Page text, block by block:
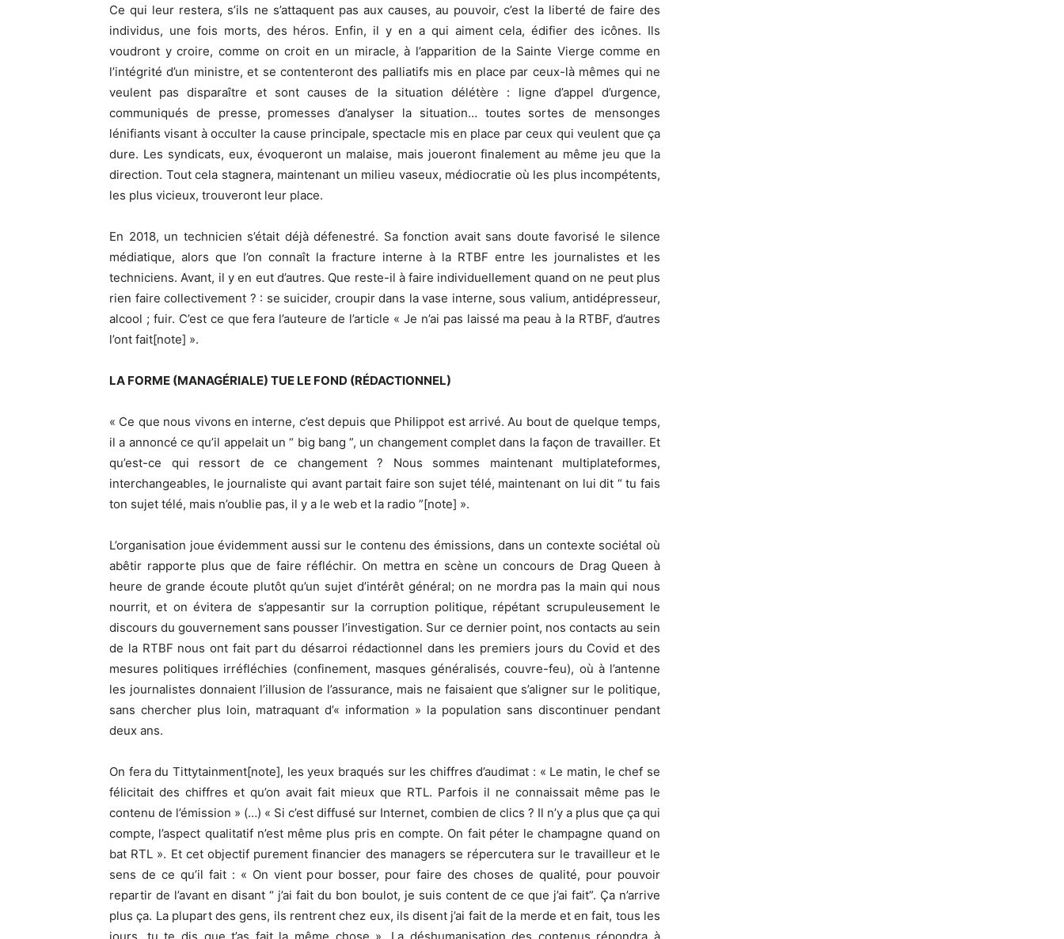
Ce qui leur restera, s’ils ne s’attaquent pas aux causes, au pouvoir, c’est la liberté de faire des
individus, une fois morts, des héros. Enfin, il y en a qui aiment cela, édifier des icônes. Ils
voudront y croire, comme on croit en un miracle, à l’apparition de la Sainte Vierge comme en
l’intégrité d’un ministre, et se contenteront des palliatifs mis en place par ceux-là mêmes qui ne
veulent pas disparaître et sont causes de la situation délétère : ligne d’appel d’urgence,
communiqués de presse, promesses d’analyser la situation… toutes sortes de mensonges
lénifiants visant à occulter la cause principale, spectacle mis en place par ceux qui veulent que ça
dure. Les syndicats, eux, évoqueront un malaise, mais joueront finalement au même jeu que la
direction. Tout cela stagnera, maintenant un milieu vaseux, médiocratie où les plus incompétents,
les plus vicieux, trouveront leur place.
En 2018, un technicien s’était déjà défenestré. Sa fonction avait sans doute favorisé le silence
médiatique, alors que l’on connaît la fracture interne à la RTBF entre les journalistes et les
techniciens. Avant, il y en eut d’autres. Que reste-il à faire individuellement quand on ne peut plus
rien faire collectivement ? : se suicider, croupir dans la vase interne, sous valium, antidépresseur,
alcool ; fuir. C’est ce que fera l’auteure de l’article « Je n’ai pas laissé ma peau à la RTBF, d’autres
l’ont fait[note] ».
LA FORME (MANAGÉRIALE) TUE LE FOND (RÉDACTIONNEL)
« Ce que nous vivons en interne, c’est depuis que Philippot est arrivé. Au bout de quelque temps,
il a annoncé ce qu’il appelait un “ big bang ”, un changement complet dans la façon de travailler. Et
qu’est-ce qui ressort de ce changement ? Nous sommes maintenant multiplateformes,
interchangeables, le journaliste qui avant partait faire son sujet télé, maintenant on lui dit “ tu fais
ton sujet télé, mais n’oublie pas, il y a le web et la radio ”[note] ».
L’organisation joue évidemment aussi sur le contenu des émissions, dans un contexte sociétal où
abêtir rapporte plus que de faire réfléchir. On mettra en scène un concours de Drag Queen à
heure de grande écoute plutôt qu’un sujet d’intérêt général; on ne mordra pas la main qui nous
nourrit, et on évitera de s’appesantir sur la corruption politique, répétant scrupuleusement le
discours du gouvernement sans pousser l’investigation. Sur ce dernier point, nos contacts au sein
de la RTBF nous ont fait part du désarroi rédactionnel dans les premiers jours du Covid et des
mesures politiques irréfléchies (confinement, masques généralisés, couvre-feu), où à l’antenne
les journalistes donnaient l’illusion de l’assurance, mais ne faisaient que s’aligner sur le politique,
sans chercher plus loin, matraquant d’« information » la population sans discontinuer pendant
deux ans.
On fera du Tittytainment[note], les yeux braqués sur les chiffres d’audimat : « Le matin, le chef se
félicitait des chiffres et qu’on avait fait mieux que RTL. Parfois il ne connaissait même pas le
contenu de l’émission » (…) « Si c’est diffusé sur Internet, combien de clics ? Il n’y a plus que ça qui
compte, l’aspect qualitatif n’est même plus pris en compte. On fait péter le champagne quand on
bat RTL ». Et cet objectif purement financier des managers se répercutera sur le travailleur et le
sens de ce qu’il fait : « On vient pour bosser, pour faire des choses de qualité, pour pouvoir
repartir de l’avant en disant “ j’ai fait du bon boulot, je suis content de ce que j’ai fait”. Ça n’arrive
plus ça. La plupart des gens, ils rentrent chez eux, ils disent j’ai fait de la merde et en fait, tous les